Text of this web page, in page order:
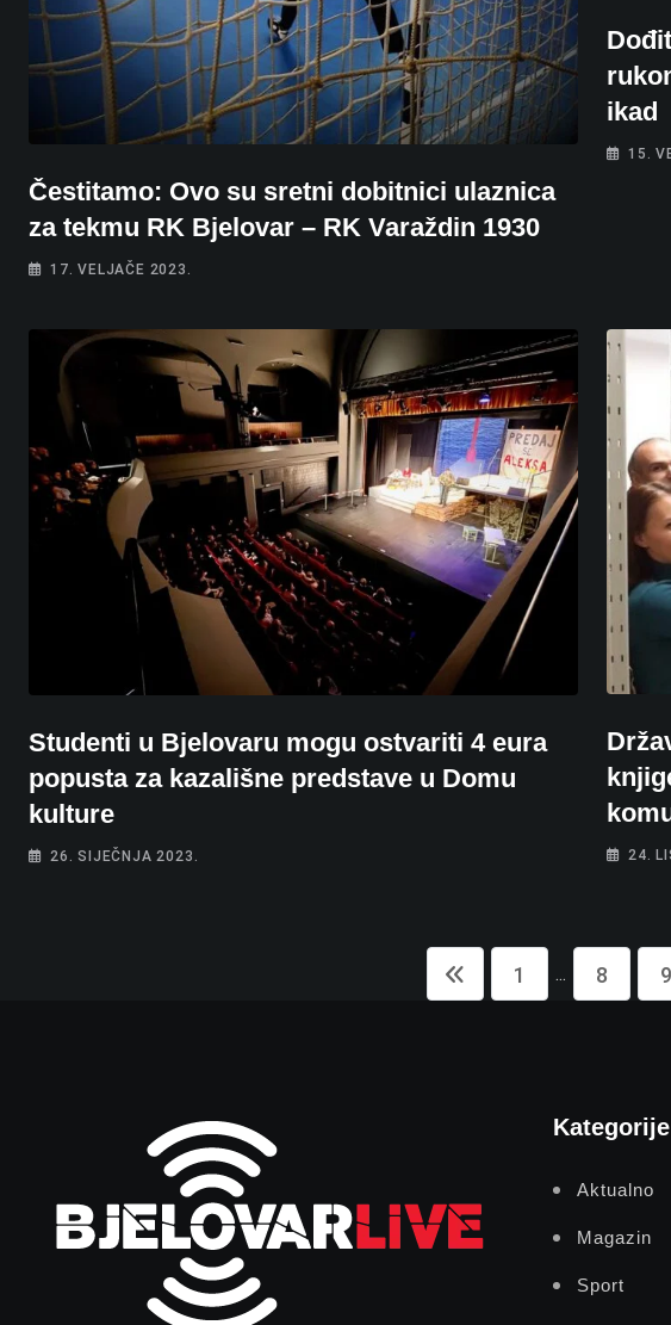
Čestitamo: Ovo su sretni dobitnici ulaznica
za tekmu RK Bjelovar – RK Varaždin 1930
17. VELJAČE 2023.
ikad
15.
Studenti u Bjelovaru mogu ostvariti 4 eura
popusta za kazališne predstave u Domu
kulture
26. SIJEČNJA 2023. 24.
1 ... 8 9
Kategorije
Aktualno
Magazin
Sport